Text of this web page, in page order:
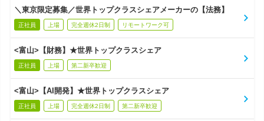
＼東京限定募集／世界トップクラスシェアメーカーの【法務】
正社員 上場 完全週休2日制 リモートワーク可
<富山>【財務】★世界トップクラスシェア
正社員 上場 第二新卒歓迎
<富山>【AI開発】★世界トップクラスシェア
正社員 上場 完全週休2日制 第二新卒歓迎